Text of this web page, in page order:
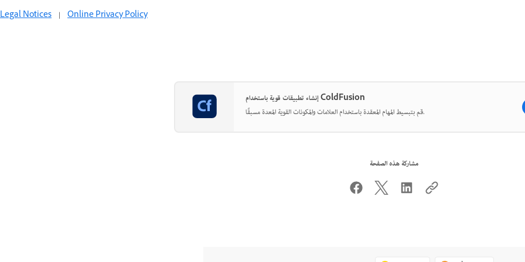
Legal Notices | Online Privacy Policy
إنشاء تطبيقات قوية باستخدام ColdFusion
قم بتبسيط المهام المعقدة باستخدام العلامات والمكونات القوية المعدة مسبقًا.
مشاركة هذه الصفحة